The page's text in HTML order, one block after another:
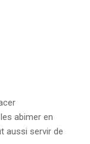
abimer en
aussi servir de